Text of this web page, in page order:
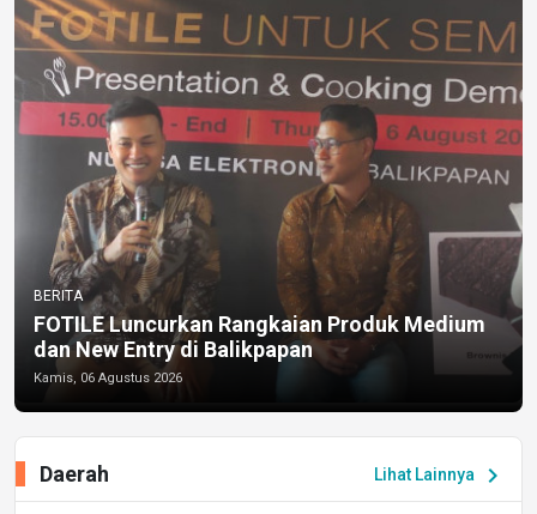
BERITA
FOTILE Luncurkan Rangkaian Produk Medium
dan New Entry di Balikpapan
Kamis, 06 Agustus 2026
Lihat Lainnya chevron_right
Daerah